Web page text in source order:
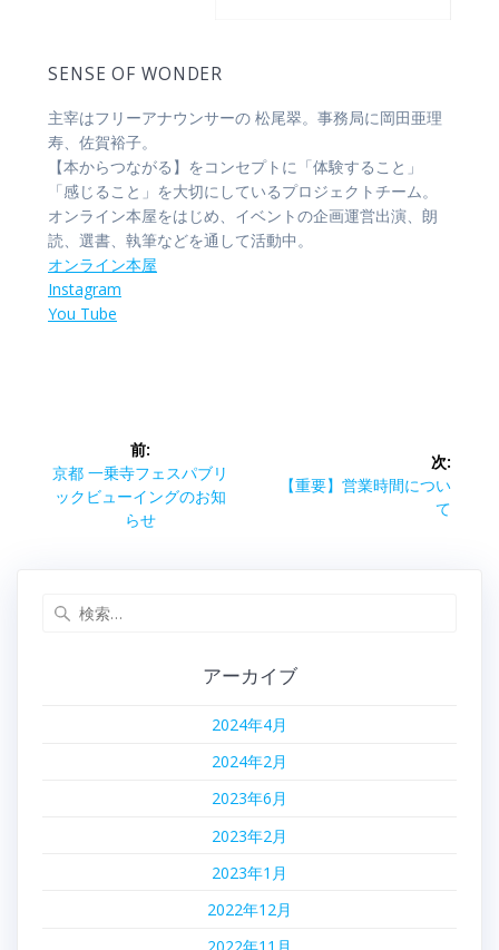
SENSE OF WONDER
主宰はフリーアナウンサーの 松尾翠。事務局に岡田亜理
寿、佐賀裕子。
【本からつながる】をコンセプトに「体験すること」
「感じること」を大切にしているプロジェクトチーム。
オンライン本屋をはじめ、イベントの企画運営出演、朗
読、選書、執筆などを通して活動中。
オンライン本屋
Instagram
You Tube
稿
ゲ
前:
前
の
京都 一乗寺フェスパブリ
ックビューイングのお知
らせ
次:
次【重要】営業時間につい
て
アーカイブ
2024年4月
2024年2月
2023年6月
2023年2月
2023年1月
2022年12月